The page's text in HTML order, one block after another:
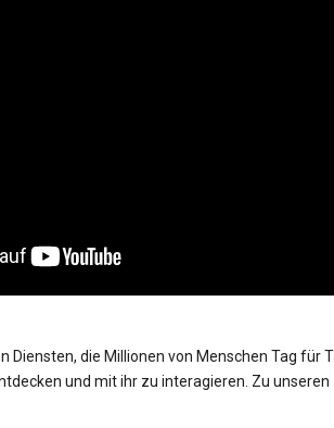
Diensten, die Millionen von Menschen Tag für
und mit ihr zu interagieren. Zu unseren